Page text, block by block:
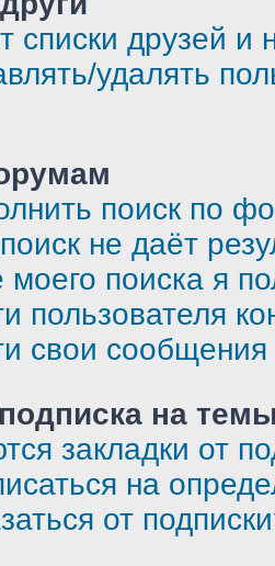
списки друзей и
удалять
поиск по
не даёт
моего поиска я
пользователя
свои
на
закладки от
на
от